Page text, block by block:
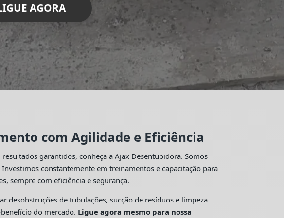
AGORA
com Agilidade e Eficiência
garantidos, conheça a Ajax Desentupidora. Somos
constantemente em treinamentos e capacitação para
sempre com eficiência e segurança.
desobstruções de tubulações, sucção de resíduos e limpeza
do mercado. Ligue agora mesmo para nossa